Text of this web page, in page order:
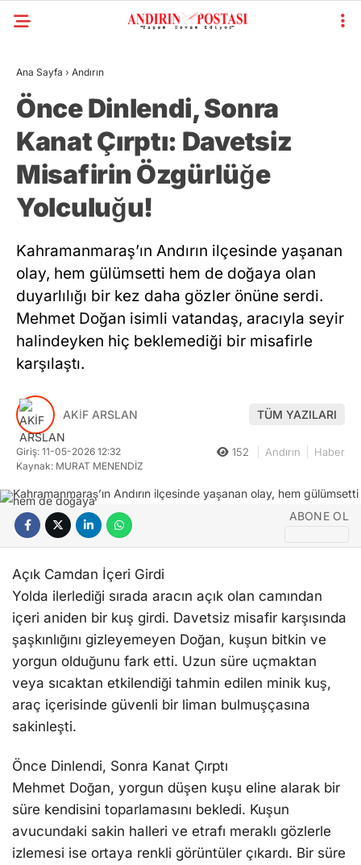
Facebook
Instagram
KAHRAMANMARAŞ
GÜNDEM
GENEL
EKONOMI
YAYINLAR
SPOR
RESMI İLANLAR
HABER ARŞIVI
Ana Sayfa › Andırın
Önce Dinlendi, Sonra
Kanat Çırptı: Davetsiz
Misafirin Özgürlüğe
Yolculuğu!
Kahramanmaraş’ın Andırın ilçesinde yaşanan
olay, hem gülümsetti hem de doğaya olan
duyarlılığı bir kez daha gözler önüne serdi.
Mehmet Doğan isimli vatandaş, aracıyla seyir
halindeyken hiç beklemediği bir misafirle
karşılaştı.
AKİF ARSLAN TÜM YAZILARI
Giriş: 11-05-2026 12:32
Kaynak: MURAT MENENDİZ
152 Andırın Haber
ABONE OL
Açık Camdan İçeri Girdi
Yolda ilerlediği sırada aracın açık olan camından
içeri aniden bir kuş girdi. Davetsiz misafir karşısında
şaşkınlığını gizleyemeyen Doğan, kuşun bitkin ve
yorgun olduğunu fark etti. Uzun süre uçmaktan
veya sıcaktan etkilendiği tahmin edilen minik kuş,
araç içerisinde güvenli bir liman bulmuşçasına
sakinleşti.
Önce Dinlendi, Sonra Kanat Çırptı
Mehmet Doğan, yorgun düşen kuşu eline alarak bir
süre kendisini toparlamasını bekledi. Kuşun
avucundaki sakin halleri ve etrafı meraklı gözlerle
izlemesi ise ortaya renkli görüntüler çıkardı. Bir süre